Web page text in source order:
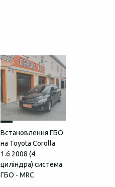
Встановлення ГБО
на Toyota Corolla
1.6 2008 (4
циліндра) система
ГБО - MRC